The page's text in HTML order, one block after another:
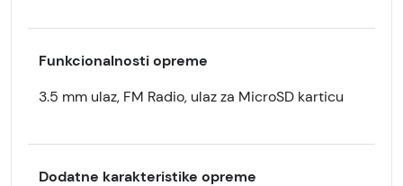
Funkcionalnosti opreme
3.5 mm ulaz, FM Radio, ulaz za MicroSD karticu
Dodatne karakteristike opreme